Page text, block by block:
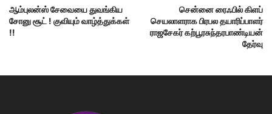
ஆம்புலன்ஸ் சேவையை துவங்கிய
சோனு சூட் ! குவியும் வாழ்த்துக்கள்
!!
சென்னை ரைஃபில் கிளப்
செயலாளராக பிரபல தயாரிப்பாளர்
ராஜசேகர் கற்பூரசுந்தரபாண்டியன்
தேர்வு